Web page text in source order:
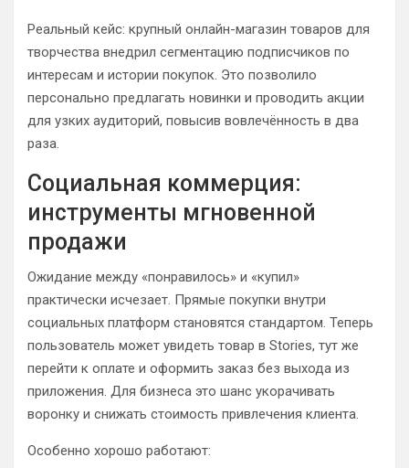
Реальный кейс: крупный онлайн-магазин товаров для
творчества внедрил сегментацию подписчиков по
интересам и истории покупок. Это позволило
персонально предлагать новинки и проводить акции
для узких аудиторий, повысив вовлечённость в два
раза.
Социальная коммерция:
инструменты мгновенной
продажи
Ожидание между «понравилось» и «купил»
практически исчезает. Прямые покупки внутри
социальных платформ становятся стандартом. Теперь
пользователь может увидеть товар в Stories, тут же
перейти к оплате и оформить заказ без выхода из
приложения. Для бизнеса это шанс укорачивать
воронку и снижать стоимость привлечения клиента.
Особенно хорошо работают: